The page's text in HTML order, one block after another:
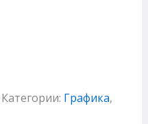
Категории: Графика,